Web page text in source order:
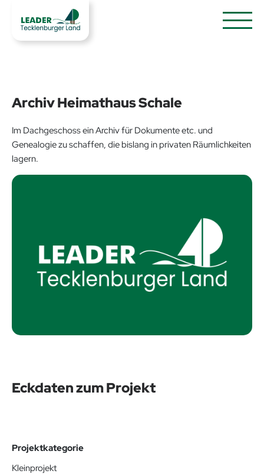
Archiv Heimathaus Schale
Im Dachgeschoss ein Archiv für Dokumente etc. und
Genealogie zu schaffen, die bislang in privaten Räumlichkeiten
lagern.
Eckdaten zum Projekt
Projektkategorie
Kleinprojekt